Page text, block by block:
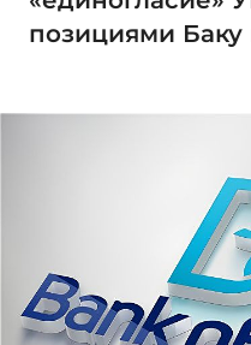
позициями Баку